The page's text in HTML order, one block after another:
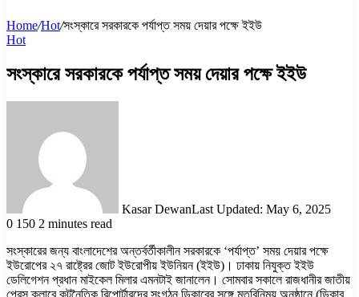
Home/Hot/সংস্কারে সরকারকে পর্যাপ্ত সময় দেয়ার পক্ষে ইইউ
Hot
সংস্কারে সরকারকে পর্যাপ্ত সময় দেয়ার পক্ষে ইইউ
Kasar DewanLast Updated: May 6, 2025
0 150 2 minutes read
সংস্কারের জন্য বাংলাদেশের অন্তর্বর্তীকালীন সরকারকে ‘পর্যাপ্ত’ সময় দেয়ার পক্ষে
ইউরোপের ২৭ রাষ্ট্রের জোট ইউরোপীয় ইউনিয়ন (ইইউ)। ঢাকায় নিযুক্ত ইইউ
ডেলিগেশন প্রধান মাইকেল মিলার এমনটাই জানালেন। সোমবার সকালে রাজধানীর জাতীয়
প্রেস ক্লাবে কূটনৈতিক রিপোর্টারদের সংগঠন ডিকাবের সঙ্গে মতবিনিময় অনুষ্ঠানে (ডিকাব